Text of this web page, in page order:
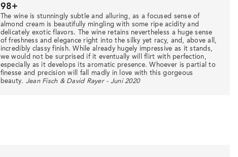
98+
The wine is stunningly subtle and alluring, as a focused sense of
almond cream is beautifully mingling with some ripe acidity and
delicately exotic flavors. The wine retains nevertheless a huge sense
of freshness and elegance right into the silky yet racy, and, above all,
incredibly classy finish. While already hugely impressive as it stands,
we would not be surprised if it eventually will flirt with perfection,
especially as it develops its aromatic presence. Whoever is partial to
finesse and precision will fall madly in love with this gorgeous
beauty. Jean Fisch & David Rayer - Juni 2020